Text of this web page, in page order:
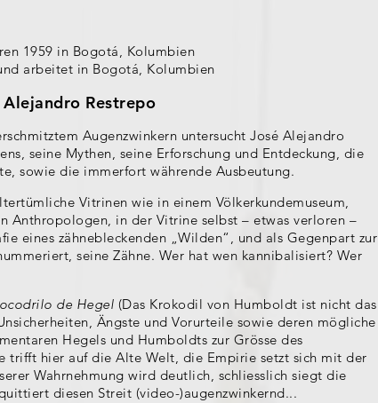
1959 in Bogotá, Kolumbien
arbeitet in Bogotá, Kolumbien
Alejandro Restrepo
Augenzwinkern untersucht José Alejandro
seine Mythen, seine Erforschung und Entdeckung, die
sowie die immerfort währende Ausbeutung.
Vitrinen wie in einem Völkerkundemuseum,
Anthropologen, in der Vitrine selbst – etwas verloren –
eines zähnebleckenden „Wilden“, und als Gegenpart zur
seine Zähne. Wer hat wen kannibalisiert? Wer
de Hegel (Das Krokodil von Humboldt ist nicht das
Ängste und Vorurteile sowie deren mögliche
Hegels und Humboldts zur Grösse des
trifft hier auf die Alte Welt, die Empirie setzt sich mit der
Wahrnehmung wird deutlich, schliesslich siegt die
diesen Streit (video-)augenzwinkernd...